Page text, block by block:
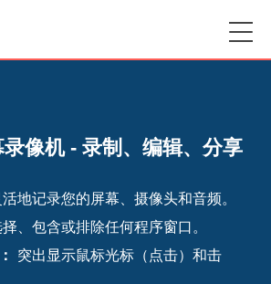
像机 - 录制、编辑、分享
活地记录您的屏幕、摄像头和音频。
、包含或排除任何程序窗口。
突出显示鼠标光标（点击）和击